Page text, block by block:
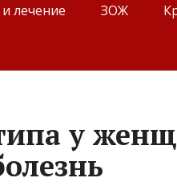
лечение ЗОЖ
у